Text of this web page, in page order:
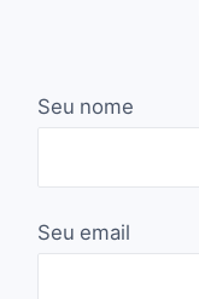
Seu nome
Seu email